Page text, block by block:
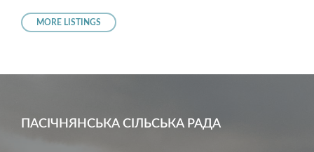
MORE LISTINGS
ПАСІЧНЯНСЬКА СІЛЬСЬКА РАДА